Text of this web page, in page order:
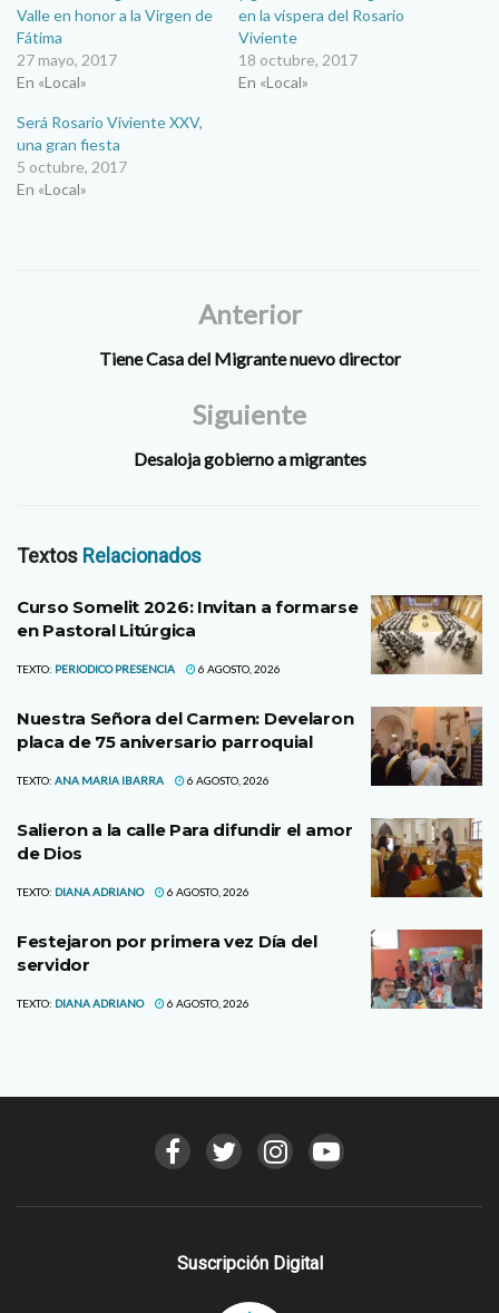
Valle en honor a la Virgen de
Fátima
27 mayo, 2017
En «Local»
en la víspera del Rosario
Viviente
18 octubre, 2017
En «Local»
Será Rosario Viviente XXV,
una gran fiesta
5 octubre, 2017
En «Local»
Anterior
Tiene Casa del Migrante nuevo director
Siguiente
Desaloja gobierno a migrantes
Textos Relacionados
Curso Somelit 2026: Invitan a formarse
en Pastoral Litúrgica
TEXTO: PERIODICO PRESENCIA 6 AGOSTO, 2026
Nuestra Señora del Carmen: Develaron
placa de 75 aniversario parroquial
TEXTO: ANA MARIA IBARRA 6 AGOSTO, 2026
Salieron a la calle Para difundir el amor
de Dios
TEXTO: DIANA ADRIANO 6 AGOSTO, 2026
Festejaron por primera vez Día del
servidor
TEXTO: DIANA ADRIANO 6 AGOSTO, 2026
Suscripción Digital